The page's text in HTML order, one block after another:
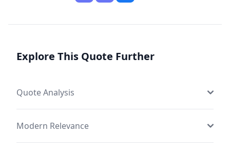
Explore This Quote Further
Quote Analysis
Modern Relevance